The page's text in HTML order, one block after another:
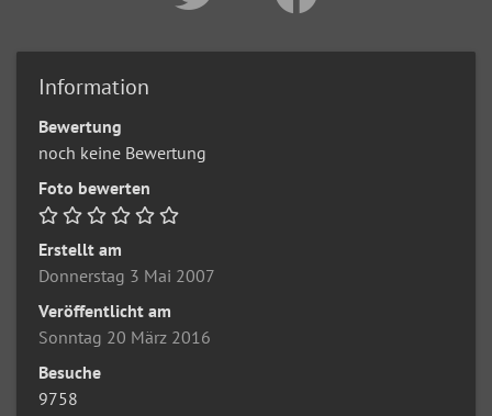
Information
Bewertung
noch keine Bewertung
Foto bewerten
Erstellt am
Donnerstag 3 Mai 2007
Veröffentlicht am
Sonntag 20 März 2016
Besuche
9758